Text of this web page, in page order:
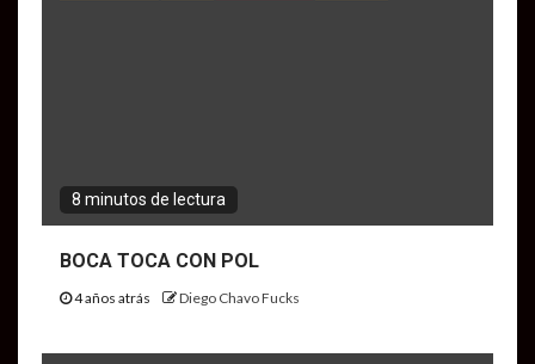
8 minutos de lectura
BOCA TOCA CON POL
4 años atrás Diego Chavo Fucks